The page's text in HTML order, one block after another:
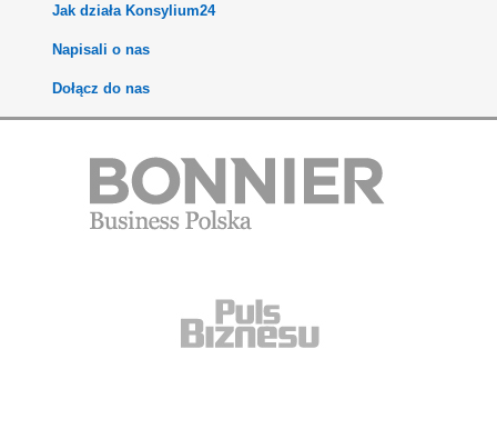
Jak działa Konsylium24
Napisali o nas
Dołącz do nas